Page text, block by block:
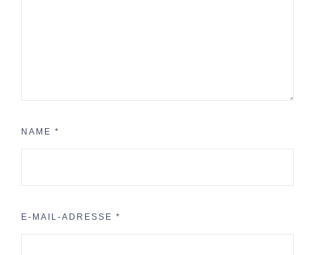
NAME *
E-MAIL-ADRESSE *